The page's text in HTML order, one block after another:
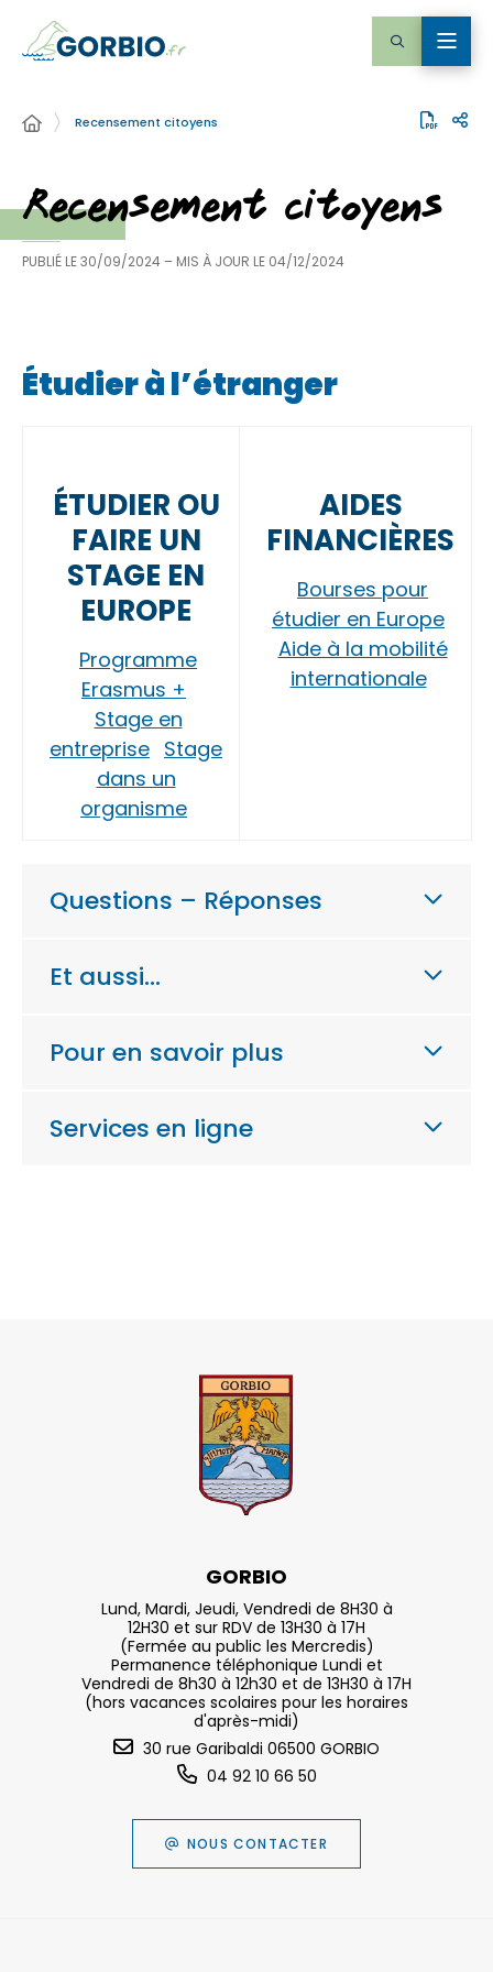
Recensement citoyens
Recensement citoyens
PUBLIÉ LE30/09/2024 – MIS À JOUR LE 04/12/2024
Étudier à l’étranger
ÉTUDIER OU
FAIRE UN
STAGE EN
EUROPE
Programme
Erasmus +
Stage en
entreprise Stage
dans un
organisme
AIDES
FINANCIÈRES
Bourses pour
étudier en Europe
Aide à la mobilité
internationale
Questions – Réponses
Et aussi…
Pour en savoir plus
Services en ligne
GORBIO
Lund, Mardi, Jeudi, Vendredi de 8H30 à
12H30 et sur RDV de 13H30 à 17H
(Fermée au public les Mercredis)
Permanence téléphonique Lundi et
Vendredi de 8h30 à 12h30 et de 13H30 à 17H
(hors vacances scolaires pour les horaires
d'après-midi)
30 rue Garibaldi 06500 GORBIO
04 92 10 66 50
NOUS CONTACTER